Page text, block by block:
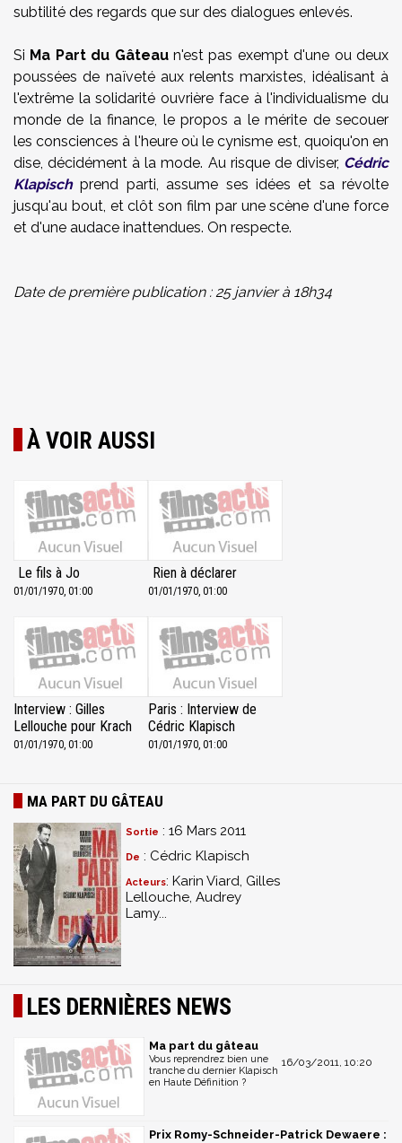
subtilité des regards que sur des dialogues enlevés.
Si Ma Part du Gâteaun'est pas exempt d'une ou deux
poussées de naïveté aux relents marxistes, idéalisant à
l'extrême la solidarité ouvrière face à l'individualisme du
monde de la finance, le propos a le mérite de secouer
les consciences à l'heure où le cynisme est, quoiqu'on en
dise, décidément à la mode. Au risque de diviser, Cédric
Klapischprend parti, assume ses idées et sa révolte
jusqu'au bout, et clôt son film par une scène d'une force
et d'une audace inattendues. On respecte.
Date de première publication : 25 janvier à 18h34
À VOIR AUSSI
Le fils à Jo
01/01/1970, 01:00
Rien à déclarer
01/01/1970, 01:00
Interview : Gilles
Lellouche pour Krach
01/01/1970, 01:00
Paris : Interview de
Cédric Klapisch
01/01/1970, 01:00
MA PART DU GÂTEAU
Sortie : 16 Mars 2011
De : Cédric Klapisch
Acteurs: Karin Viard, Gilles
Lellouche, Audrey
Lamy...
LES DERNIÈRES NEWS
Ma part du gâteau
16/03/2011, 10:20
Vous reprendrez bien une
tranche du dernier Klapisch
en Haute Définition ?
Prix Romy-Schneider-Patrick Dewaere :